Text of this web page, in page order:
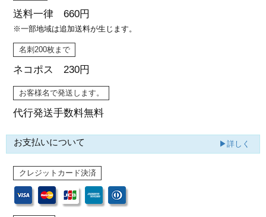
送料一律 660円
※一部地域は追加送料が生じます。
名刺200枚まで
ネコポス 230円
お客様名で発送します。
代行発送手数料無料
お支払いについて ▶詳しく
クレジットカード決済